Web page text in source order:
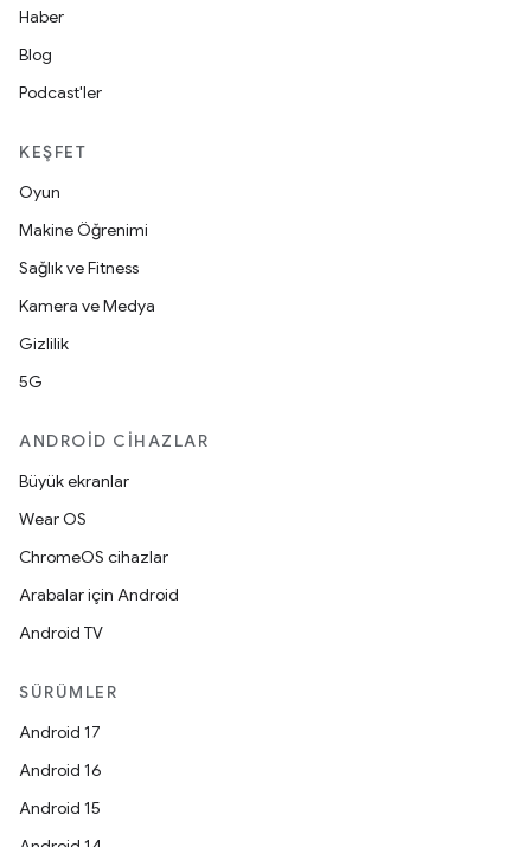
Haber
Blog
Podcast'ler
KEŞFET
Oyun
Makine Öğrenimi
Sağlık ve Fitness
Kamera ve Medya
Gizlilik
5G
ANDROID CIHAZLAR
Büyük ekranlar
Wear OS
ChromeOS cihazlar
Arabalar için Android
Android TV
SÜRÜMLER
Android 17
Android 16
Android 15